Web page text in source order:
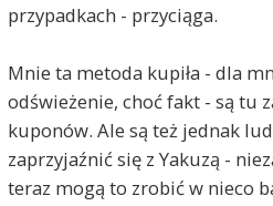
przypadkach - przyciąga.
Mnie ta metoda kupiła - dla
odświeżenie, choć fakt - są tu
kuponów. Ale są też jednak
zaprzyjaźnić się z Yakuzą -
teraz mogą to zrobić w nieco